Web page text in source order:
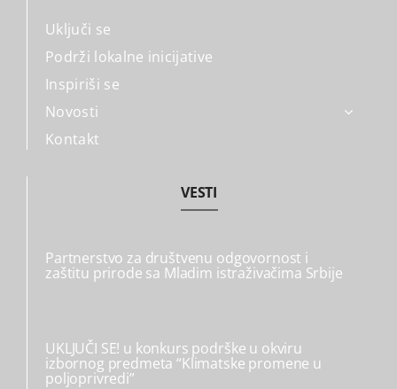
Uključi se
Podrži lokalne inicijative
Inspiriši se
Novosti
Kontakt
VESTI
Partnerstvo za društvenu odgovornost i
zaštitu prirode sa Mladim istraživačima Srbije
UKLJUČI SE! u konkurs podrške u okviru
izbornog predmeta “Klimatske promene u
poljoprivredi”